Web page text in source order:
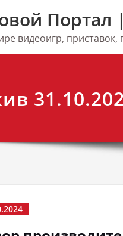
Портал
видеоигр,